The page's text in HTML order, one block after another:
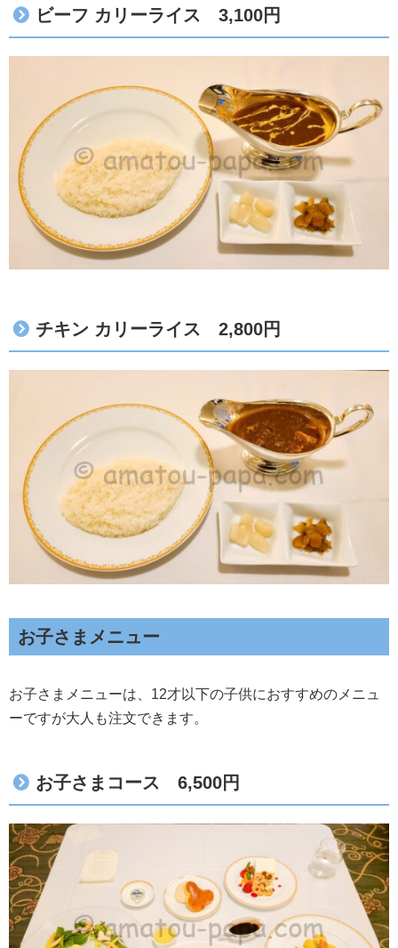
ビーフ カリーライス 3,100円
チキン カリーライス 2,800円
お子さまメニュー
お子さまメニューは、12才以下の子供におすすめのメニュ
ーですが大人も注文できます。
お子さまコース 6,500円